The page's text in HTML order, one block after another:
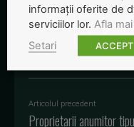
Articolul precedent
Proprietarii anumitor
informații oferite de
serviciilor lor. Afla
Setari
ACCEPT